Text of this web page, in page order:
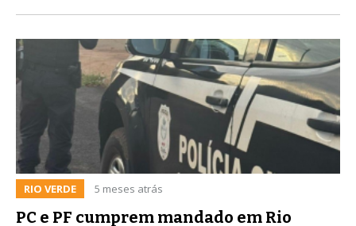
RIO VERDE 5 meses atrás
PC e PF cumprem mandado em Rio